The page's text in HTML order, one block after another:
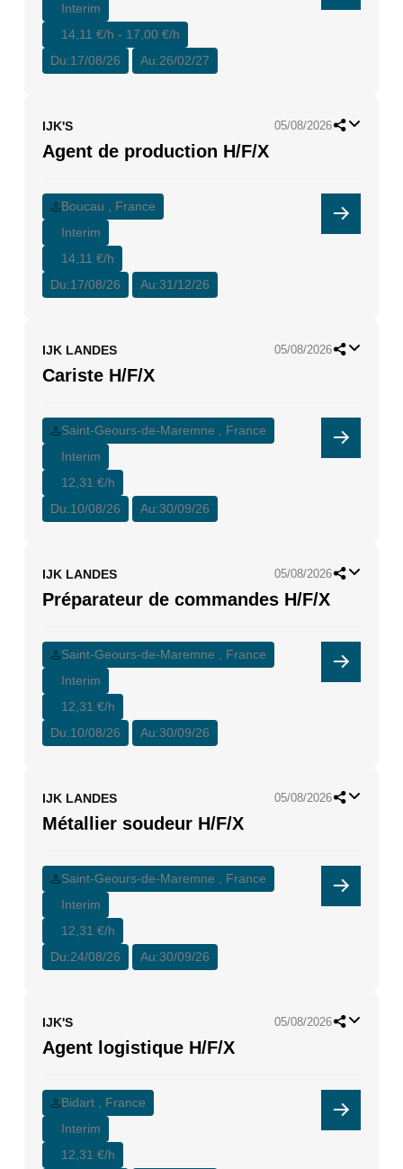
Interim
14,11 €/h - 17,00 €/h
Du:17/08/26 Au:26/02/27
IJK'S 05/08/2026
Agent de production H/F/X
Boucau , France
Interim
14,11 €/h
Du:17/08/26 Au:31/12/26
IJK LANDES 05/08/2026
Cariste H/F/X
Saint-Geours-de-Maremne , France
Interim
12,31 €/h
Du:10/08/26 Au:30/09/26
IJK LANDES 05/08/2026
Préparateur de commandes H/F/X
Saint-Geours-de-Maremne , France
Interim
12,31 €/h
Du:10/08/26 Au:30/09/26
IJK LANDES 05/08/2026
Métallier soudeur H/F/X
Saint-Geours-de-Maremne , France
Interim
12,31 €/h
Du:24/08/26 Au:30/09/26
IJK'S 05/08/2026
Agent logistique H/F/X
Bidart , France
Interim
12,31 €/h